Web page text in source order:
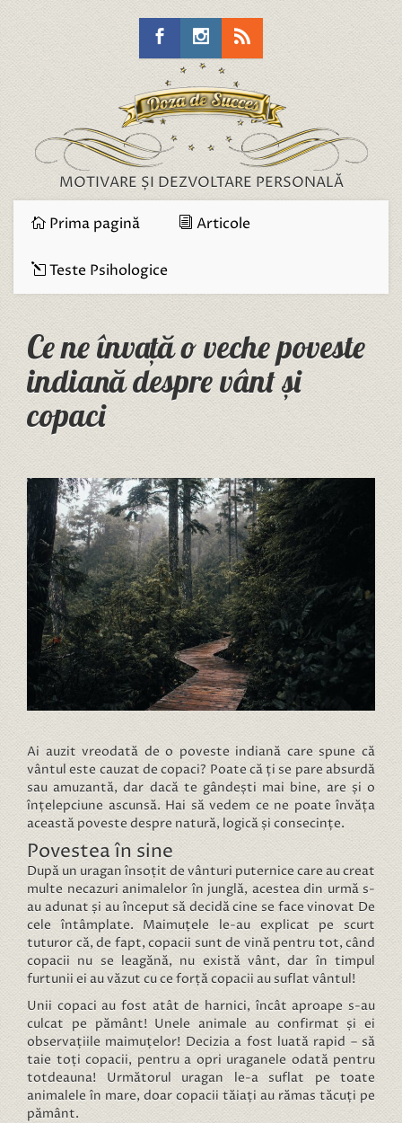
MOTIVARE ȘI DEZVOLTARE PERSONALĂ
Prima pagină Articole
Teste Psihologice
Ce ne învață o veche poveste
indiană despre vânt și
copaci
Ai auzit vreodată de o poveste indiană care spune că
vântul este cauzat de copaci? Poate că ți se pare absurdă
sau amuzantă, dar dacă te gândești mai bine, are și o
înțelepciune ascunsă. Hai să vedem ce ne poate învăța
această poveste despre natură, logică și consecințe.
Povestea în sine
După un uragan însoțit de vânturi puternice care au creat
multe necazuri animalelor în junglă, acestea din urmă s-
au adunat și au început să decidă cine se face vinovat De
cele întâmplate. Maimuțele le-au explicat pe scurt
tuturor că, de fapt, copacii sunt de vină pentru tot, când
copacii nu se leagănă, nu există vânt, dar în timpul
furtunii ei au văzut cu ce forță copacii au suflat vântul!
Unii copaci au fost atât de harnici, încât aproape s-au
culcat pe pământ! Unele animale au confirmat și ei
observațiile maimuțelor! Decizia a fost luată rapid – să
taie toți copacii, pentru a opri uraganele odată pentru
totdeauna! Următorul uragan le-a suflat pe toate
animalele în mare, doar copacii tăiați au rămas tăcuți pe
pământ.